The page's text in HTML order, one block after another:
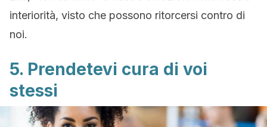
interiorità, visto che possono ritorcersi contro di
noi.
5. Prendetevi cura di voi
stessi